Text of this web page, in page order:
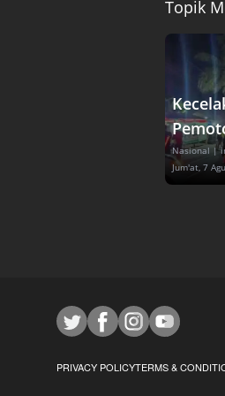
Topik
Nasional |
Jum'at, 7
PRIVACY POLICYTERMS &